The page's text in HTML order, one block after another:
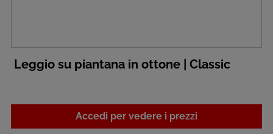
Leggio su piantana in ottone | Classic
Accedi per vedere i prezzi